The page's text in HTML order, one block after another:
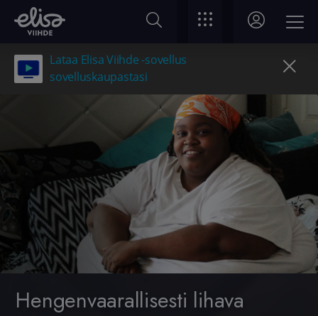
Lataa Elisa Viihde -sovellus
sovelluskaupastasi
Hengenvaarallisesti lihava